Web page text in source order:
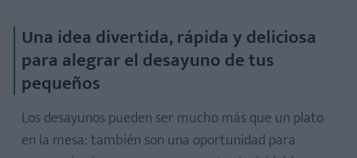
Para el hot cake:
Una idea divertida, rápida y deliciosa
para alegrar el desayuno de tus
pequeños
Los desayunos pueden ser mucho más que un plato
en la mesa: también son una oportunidad para